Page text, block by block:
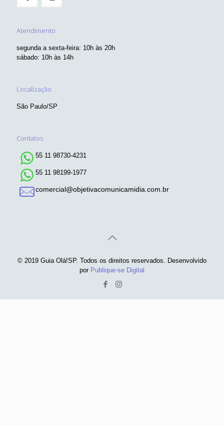
Atendimento
segunda a sexta-feira: 10h às 20h
sábado: 10h às 14h
Localização
São Paulo/SP
Contatos
55 11 98730-4231
55 11 98199-1977
comercial@objetivacomunicamidia.com.br
© 2019 Guia Olá!SP. Todos os direitos reservados. Desenvolvido
por Publique-se Digital